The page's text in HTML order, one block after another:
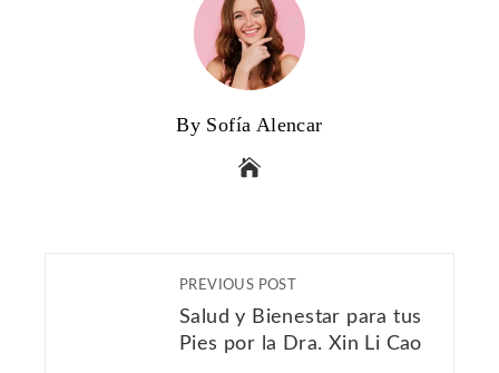
By Sofía Alencar
PREVIOUS POST
Salud y Bienestar para tus
Pies por la Dra. Xin Li Cao